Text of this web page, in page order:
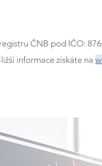
ČNB pod IČO:
informace získáte na